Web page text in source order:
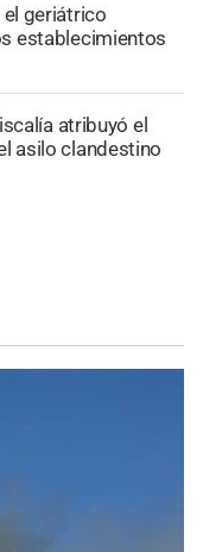
el geriátrico
establecimientos
atribuyó el
asilo clandestino